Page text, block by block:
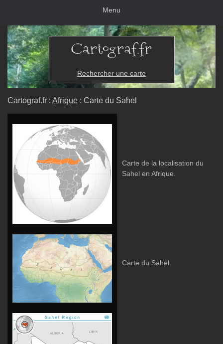
Menu
Rechercher une carte
Cartograf.fr : Afrique : Carte du Sahel
Carte de la localisation du
Sahel en Afrique.
Carte du Sahel.